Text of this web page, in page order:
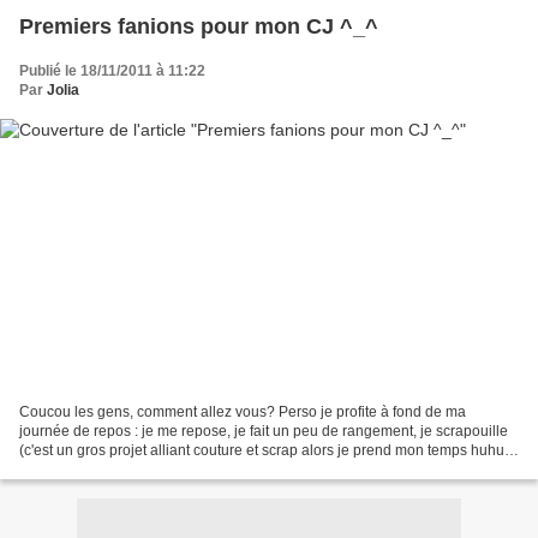
Premiers fanions pour mon CJ ^_^
Publié le 18/11/2011 à 11:22
Par Jolia
Coucou les gens, comment allez vous? Perso je profite à fond de ma
journée de repos : je me repose, je fait un peu de rangement, je scrapouille
(c'est un gros projet alliant couture et scrap alors je prend mon temps huhu),